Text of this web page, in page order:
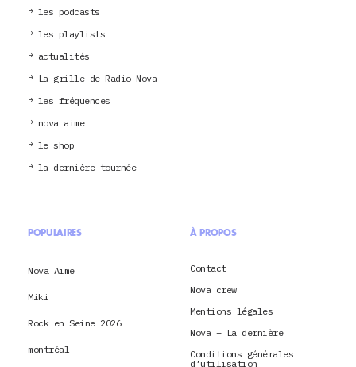
les podcasts
les playlists
actualités
La grille de Radio Nova
les fréquences
nova aime
le shop
la dernière tournée
POPULAIRES
Nova Aime
Miki
Rock en Seine 2026
montréal
À PROPOS
Contact
Nova crew
Mentions légales
Nova – La dernière
Conditions générales
d’utilisation